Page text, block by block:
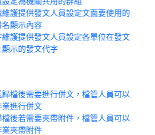
護提供發文人員設定文面要使用的
名顯示內容
維護提供發文人員設定各單位在發文
顯示的發文代字
檔後需要進行併文，檔管人員可以
業進行併文
後若需要夾帶附件，檔管人員可以
業夾帶附件